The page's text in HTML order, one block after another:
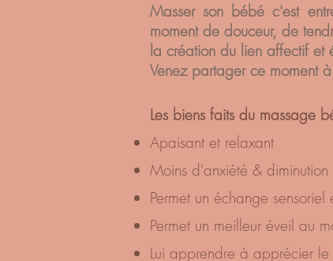
Les biens faits du massage
Apaisant et relaxant
Moins d'anxiété & diminution
Permet un échange
Permet un meilleur éveil au
Lui apprendre à apprécier
Masser son bébé c'est
moment de douceur, de
la création du lien affectif et
Venez partager ce moment